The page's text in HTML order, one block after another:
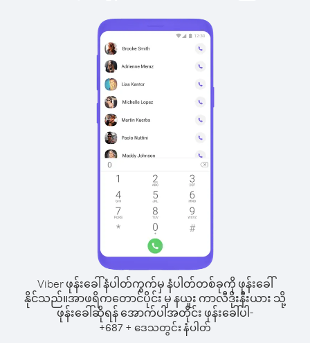
Viber ဖုန်းခေါ်နံပါတ်ကွက်မှ နံပါတ်တစ်ခုကို ဖုန်းခေါ်
နိုင်သည်။အာဖရိကတောင်ပိုင်း မှ နယူး ကာလီဒိုးနီးယား သို့
ဖုန်းခေါ်ဆိုရန် အောက်ပါအတိုင်း ဖုန်းခေါ်ပါ-
+687 + ဒေသတွင်း နံပါတ်